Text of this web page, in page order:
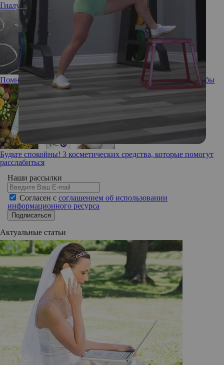
Гиалуроновая кислота: полезна или вредна
Помнишь ли ты: забывчивость, ее причины и способы борьбы
Будьте спокойны! 3 косметических средства, которые помогут
расслабиться
Наши рассылки
Согласен с соглашением об использовании
информационного ресурса
Подписаться
Актуальные статьи